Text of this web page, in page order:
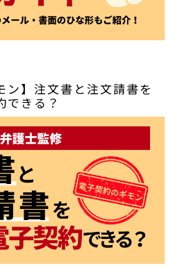
ン】注文書と注文請書を
できる？